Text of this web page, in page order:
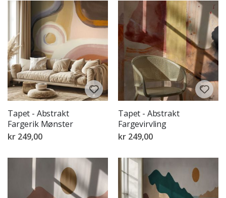
Tapet - Abstrakt
Fargerik Mønster
kr 249,00
Tapet - Abstrakt
Fargevirvling
kr 249,00